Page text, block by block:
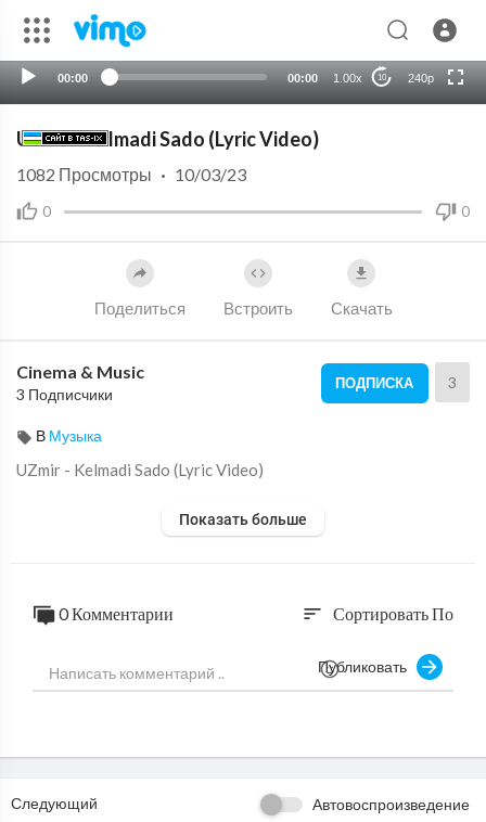
00:00 00:00 1.00x 10 240p
720p
UZmir - Kelmadi Sado (Lyric Video)
0 0
1082 Просмотры · 10/03/23
Поделиться Встроить Скачать
Cinema & Music
3 Подписчики
ПОДПИСКА 3
В Музыка
⁣UZmir - Kelmadi Sado (Lyric Video)
Показать больше
0 Комментарии sort Сортировать По
Публиковать
Следующий Автовоспроизведение